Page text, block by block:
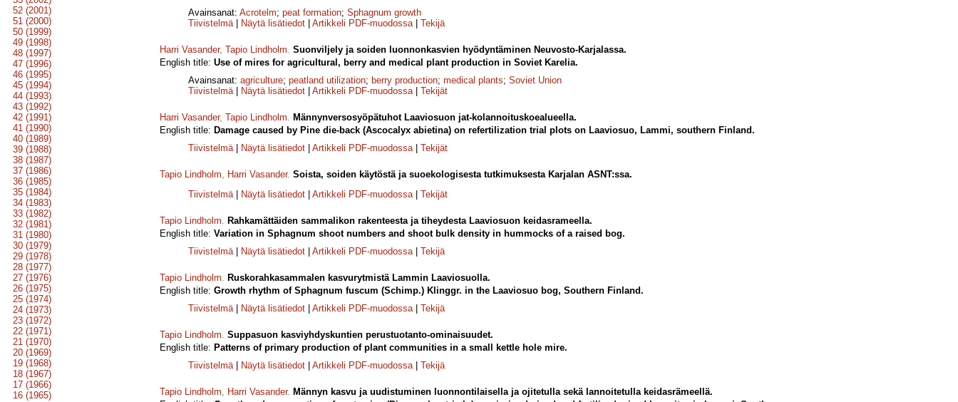
52 (2001)
51 (2000)
50 (1999)
49 (1998)
48 (1997)
47 (1996)
46 (1995)
45 (1994)
44 (1993)
43 (1992)
42 (1991)
41 (1990)
40 (1989)
39 (1988)
38 (1987)
37 (1986)
36 (1985)
35 (1984)
34 (1983)
33 (1982)
32 (1981)
31 (1980)
30 (1979)
29 (1978)
28 (1977)
27 (1976)
26 (1975)
25 (1974)
24 (1973)
23 (1972)
22 (1971)
21 (1970)
20 (1969)
19 (1968)
18 (1967)
17 (1966)
16 (1965)
Avainsanat: Acrotelm; peat formation; Sphagnum growth
Tiivistelmä| Näytä lisätiedot Artikkeli PDF-muodossa| Tekijä
Harri Vasander, Tapio Lindholm. Suonviljely ja soiden luonnonkasvien hyödyntäminen Neuvosto-Karjalassa.
English title: Use of mires for agricultural, berry and medical plant production in Soviet Karelia.
Avainsanat: agriculture; peatland utilization; berry production; medical plants; Soviet Union
Tiivistelmä| Näytä lisätiedot Artikkeli PDF-muodossa| Tekijät
Harri Vasander, Tapio Lindholm. Männynversosyöpätuhot Laaviosuon jat-kolannoituskoealueella.
English title: Damage caused by Pine die-back (Ascocalyx abietina) on refertilization trial plots on Laaviosuo, Lammi, southern Finland.
Tiivistelmä| Näytä lisätiedot Artikkeli PDF-muodossa| Tekijät
Tapio Lindholm, Harri Vasander. Soista, soiden käytöstä ja suoekologisesta tutkimuksesta Karjalan ASNT:ssa.
Tiivistelmä| Näytä lisätiedot Artikkeli PDF-muodossa| Tekijät
Tapio Lindholm. Rahkamättäiden sammalikon rakenteesta ja tiheydesta Laaviosuon keidasrameella.
English title: Variation in Sphagnum shoot numbers and shoot bulk density in hummocks of a raised bog.
Tiivistelmä| Näytä lisätiedot Artikkeli PDF-muodossa| Tekijä
Tapio Lindholm. Ruskorahkasammalen kasvurytmistä Lammin Laaviosuolla.
English title: Growth rhythm of Sphagnum fuscum (Schimp.) Klinggr. in the Laaviosuo bog, Southern Finland.
Tiivistelmä| Näytä lisätiedot Artikkeli PDF-muodossa| Tekijä
Tapio Lindholm. Suppasuon kasviyhdyskuntien perustuotanto-ominaisuudet.
English title: Patterns of primary production of plant communities in a small kettle hole mire.
Tiivistelmä| Näytä lisätiedot Artikkeli PDF-muodossa| Tekijä
Tapio Lindholm, Harri Vasander. Männyn kasvu ja uudistuminen luonnontilaisella ja ojitetulla sekä lannoitetulla keidasrämeellä.